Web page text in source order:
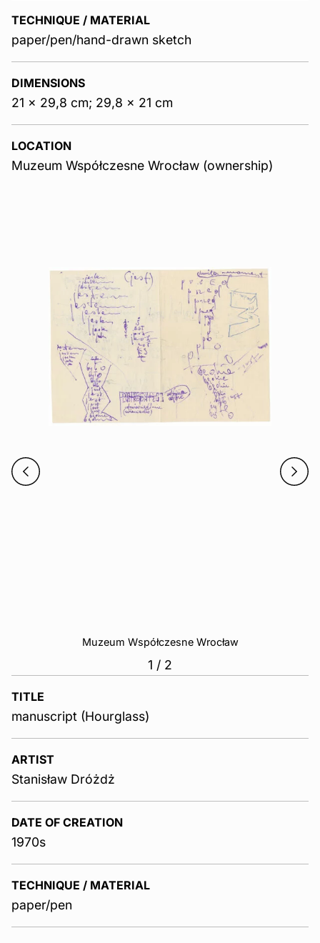
TECHNIQUE / MATERIAL
paper/pen/hand-drawn sketch
DIMENSIONS
21 x 29,8 cm; 29,8 x 21 cm
LOCATION
Muzeum Współczesne Wrocław (ownership)
Muzeum Współczesne Wrocław
1 / 2
TITLE
manuscript (Hourglass)
ARTIST
Stanisław Dróżdż
DATE OF CREATION
1970s
TECHNIQUE / MATERIAL
paper/pen